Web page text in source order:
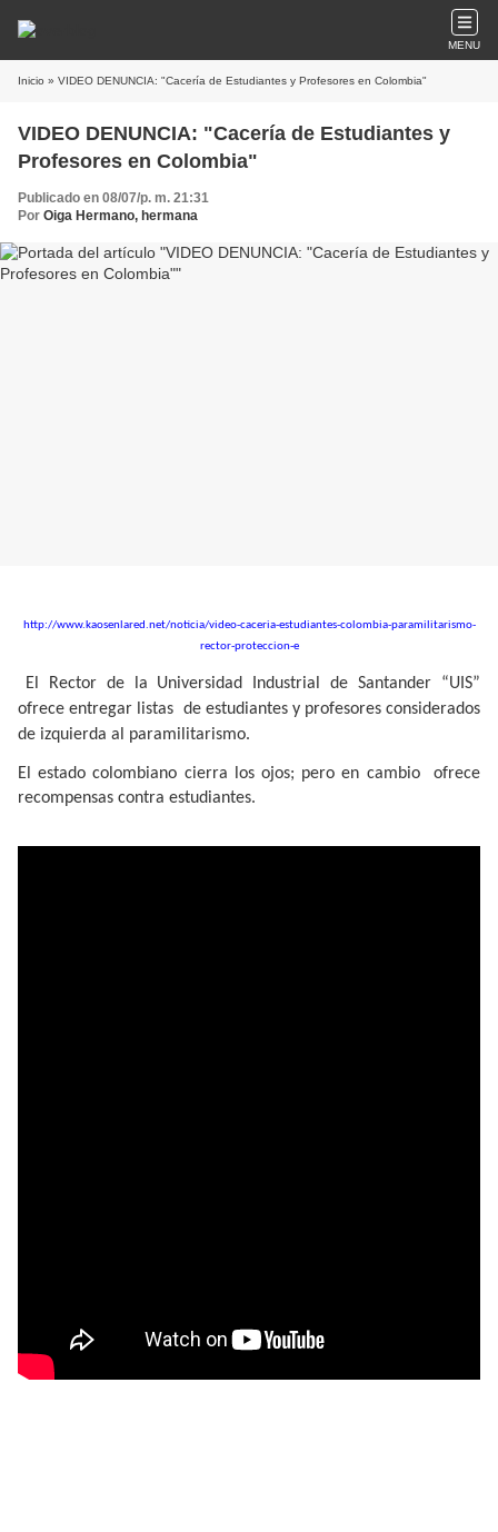
MENU
Inicio » VIDEO DENUNCIA: "Cacería de Estudiantes y Profesores en Colombia"
VIDEO DENUNCIA: "Cacería de Estudiantes y
Profesores en Colombia"
Publicado en 08/07/p. m. 21:31
Por Oiga Hermano, hermana
http://www.kaosenlared.net/noticia/video-caceria-estudiantes-colombia-paramilitarismo-
rector-proteccion-e
El Rector de la Universidad Industrial de Santander “UIS”
ofrece entregar listas de estudiantes y profesores considerados
de izquierda al paramilitarismo.
El estado colombiano cierra los ojos; pero en cambio
ofrece
recompensas contra estudiantes.